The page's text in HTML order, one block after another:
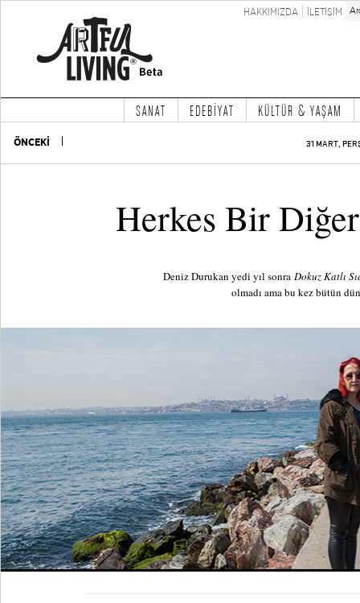
HAKKIMIZDA İLETİŞİM
SANAT EDEBİYAT KÜLTÜR & YAŞAM
ÖNCEKİ 31 MART,
Herkes Bir
Deniz Durukan yedi yıl sonra Dokuz Katlı
olmadı ama bu kez bütün